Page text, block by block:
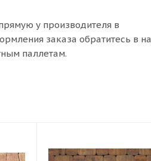
у производителя в
заказа обратитесь в
паллетам.